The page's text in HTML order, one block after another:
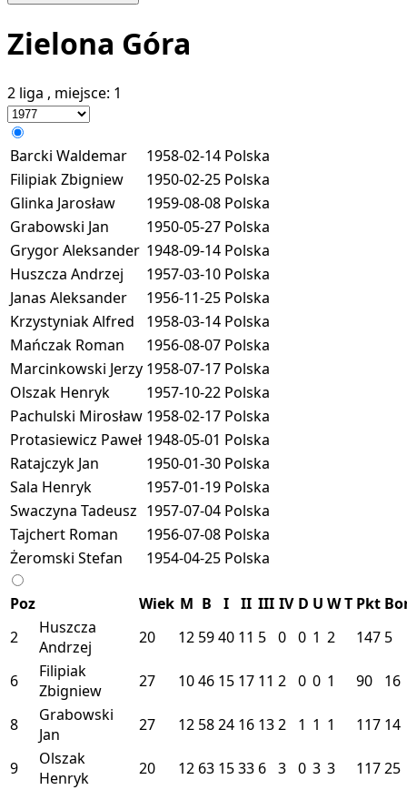
Zielona Góra
2 liga , miejsce: 1
Barcki Waldemar 1958-02-14 Polska
Filipiak Zbigniew
1950-02-25 Polska
Glinka Jarosław
1959-08-08 Polska
Grabowski Jan
1950-05-27 Polska
Grygor Aleksander 1948-09-14 Polska
Huszcza Andrzej
1957-03-10 Polska
Janas Aleksander
1956-11-25 Polska
Krzystyniak Alfred
1958-03-14 Polska
Mańczak Roman
1956-08-07 Polska
Marcinkowski Jerzy 1958-07-17 Polska
Olszak Henryk
1957-10-22 Polska
Pachulski Mirosław 1958-02-17 Polska
Protasiewicz Paweł 1948-05-01 Polska
Ratajczyk Jan
1950-01-30 Polska
Sala Henryk
1957-01-19 Polska
Swaczyna Tadeusz 1957-07-04 Polska
Tajchert Roman
1956-07-08 Polska
Żeromski Stefan
1954-04-25 Polska
Poz Wiek M B I II III IV D U WT Pkt
2
Huszcza
Andrzej
20 12 5940 11 5 0 0 1 2 147 5
6
Filipiak
Zbigniew
27 1046 15 17 11 2 0 0 1 90 16
8
Grabowski
Jan
27 12 5824 16 132 1 1 1 117 14
9
Olszak
Henryk
20 12 63 1533 6 3 0 3 3 11725